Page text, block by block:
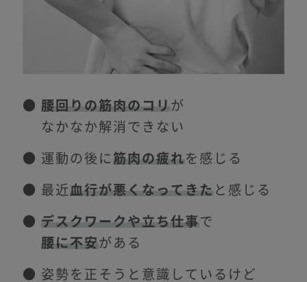
● 腰回りの筋肉のコリが
なかなか解消できない
● 運動の後に 筋肉の疲れを感じる
● 最近血行が悪くなってきたと感じる
● デスクワークや立ち仕事で
腰に不安がある
● 姿勢を正そうと意識しているけど